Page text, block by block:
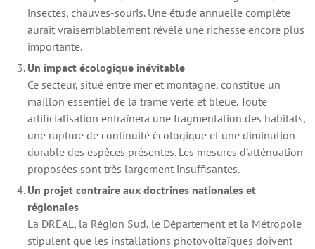
insectes, chauves-souris. Une étude annuelle complète
aurait vraisemblablement révélé une richesse encore plus
importante.
Un impact écologique inévitable
Ce secteur, situé entre mer et montagne, constitue un
maillon essentiel de la trame verte et bleue. Toute
artificialisation entraînera une fragmentation des habitats,
une rupture de continuité écologique et une diminution
durable des espèces présentes. Les mesures d’atténuation
proposées sont très largement insuffisantes.
Un projet contraire aux doctrines nationales et
régionales
La DREAL, la Région Sud, le Département et la Métropole
stipulent que les installations photovoltaïques doivent